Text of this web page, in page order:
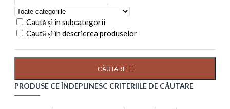
Caută și în subcategorii
Caută și în descrierea produselor
CĂUTARE
PRODUSE CE ÎNDEPLINESC CRITERIILE DE CĂUTARE